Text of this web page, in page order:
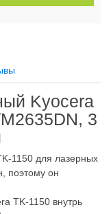
Kyocera
3
1150 для лазерных
поэтому он
TK-1150 внутрь